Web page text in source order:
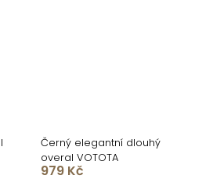
Černý elegantní dlouhý
overal VOTOTA
979 Kč